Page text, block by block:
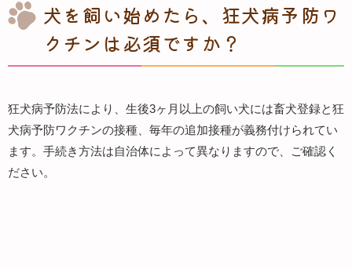
犬を飼い始めたら、狂犬病予防ワ
クチンは必須ですか？
狂犬病予防法により、生後3ヶ月以上の飼い犬には畜犬登録と狂
犬病予防ワクチンの接種、毎年の追加接種が義務付けられてい
ます。手続き方法は自治体によって異なりますので、ご確認く
ださい。